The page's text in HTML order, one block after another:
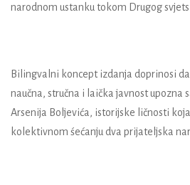
narodnom ustanku tokom Drugog
Bilingvalni koncept izdanja doprinosi
naučna, stručna i laička javnost
Arsenija Boljevića, istorijske ličnosti
kolektivnom śećanju dva prijateljska